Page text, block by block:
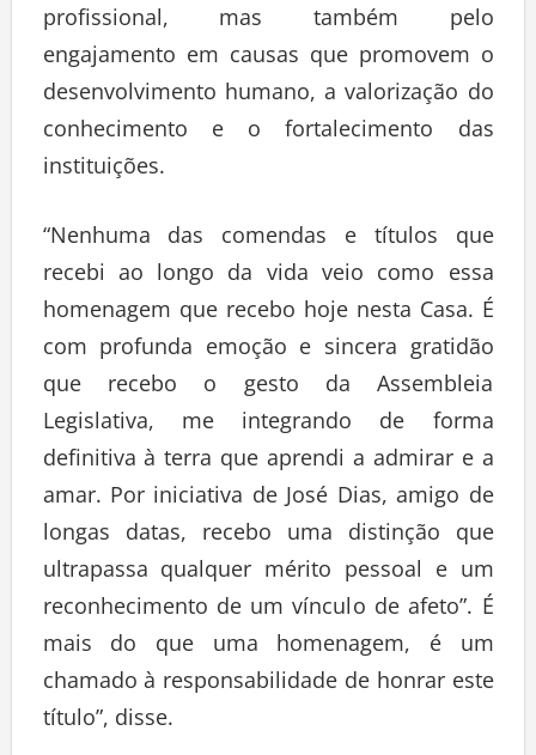
profissional, mas também pelo
engajamento em causas que promovem o
desenvolvimento humano, a valorização do
conhecimento e o fortalecimento das
instituições.
“Nenhuma das comendas e títulos que
recebi ao longo da vida veio como essa
homenagem que recebo hoje nesta Casa. É
com profunda emoção e sincera gratidão
que recebo o gesto da Assembleia
Legislativa, me integrando de forma
definitiva à terra que aprendi a admirar e a
amar. Por iniciativa de José Dias, amigo de
longas datas, recebo uma distinção que
ultrapassa qualquer mérito pessoal e um
reconhecimento de um vínculo de afeto”. É
mais do que uma homenagem, é um
chamado à responsabilidade de honrar este
título”, disse.